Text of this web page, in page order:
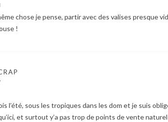
chose je pense, partir avec des valises presque
!
l’été, sous les tropiques dans les dom et je suis
et surtout y’a pas trop de points de vente